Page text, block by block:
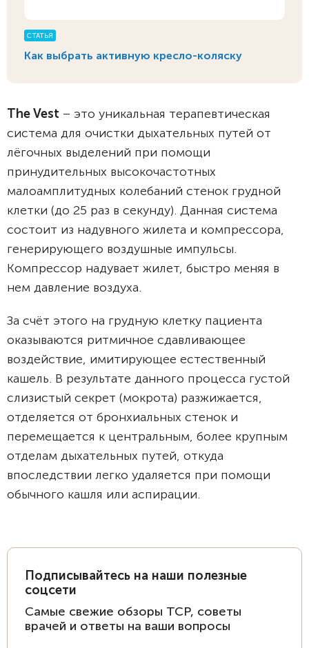
СТАТЬЯ
Как выбрать активную кресло-коляску
The Vest – это уникальная терапевтическая
система для очистки дыхательных путей от
лёгочных выделений при помощи
принудительных высокочастотных
малоамплитудных колебаний стенок грудной
клетки (до 25 раз в секунду). Данная система
состоит из надувного жилета и компрессора,
генерирующего воздушные импульсы.
Компрессор надувает жилет, быстро меняя в
нем давление воздуха.
За счёт этого на грудную клетку пациента
оказываются ритмичное сдавливающее
воздействие, имитирующее естественный
кашель. В результате данного процесса густой
слизистый секрет (мокрота) разжижается,
отделяется от бронхиальных стенок и
перемещается к центральным, более крупным
отделам дыхательных путей, откуда
впоследствии легко удаляется при помощи
обычного кашля или аспирации.
Подписывайтесь на наши полезные
соцсети
Самые свежие обзоры ТСР, советы
врачей и ответы на ваши вопросы